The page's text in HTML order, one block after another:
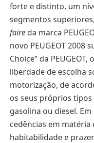
forte e distinto, um
segmentos
faire da marca
novo PEUGEOT 2008
Choice” da
liberdade de escolha
motorização, de
os seus próprios tipos
gasolina ou diesel.
cedências em
habitabilidade e